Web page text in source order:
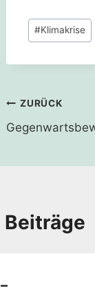
#Klimakrise
ZURÜCK